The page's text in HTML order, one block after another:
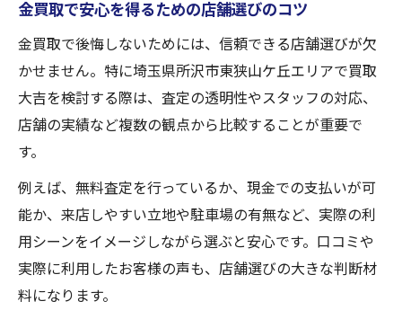
査定士による金買取の評価ポイントを解説
金買取の無料査定で見落としがちな注意点
現金化前に知るべき無料査定の重要性
失敗しない金買取の選び方を伝授
金買取店の選び方で重視すべきポイント
信頼できる金買取の見極め方を伝授
金買取の口コミや評判を活かす方法
金買取で避けたい失敗例とその回避策
現金化を急ぐ方へ金買取活用のコツ
金買取で安心を得るための店舗選びのコツ
金買取で後悔しないためには、信頼できる店舗選びが欠
かせません。特に埼玉県所沢市東狭山ケ丘エリアで買取
大吉を検討する際は、査定の透明性やスタッフの対応、
店舗の実績など複数の観点から比較することが重要で
す。
例えば、無料査定を行っているか、現金での支払いが可
能か、来店しやすい立地や駐車場の有無など、実際の利
用シーンをイメージしながら選ぶと安心です。口コミや
実際に利用したお客様の声も、店舗選びの大きな判断材
料になります。